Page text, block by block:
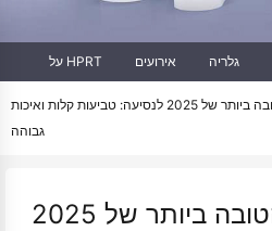
על HPRT אירועים גלריה
מצלמה מיידית הטובה ביותר של 2025 לנסיעה: טביעות קלות ואיכות
גבוהה
מצלמה מיידית הטובה ביותר של 2025